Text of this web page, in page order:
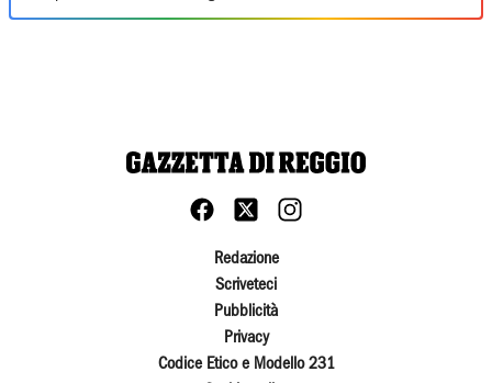
Redazione
Scriveteci
Pubblicità
Privacy
Codice Etico e Modello 231